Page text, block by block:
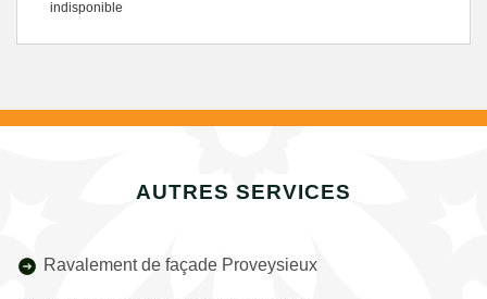
indisponible
AUTRES SERVICES
Ravalement de façade Proveysieux